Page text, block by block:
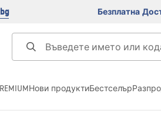
Безплатна
Нови продуктиБестселър